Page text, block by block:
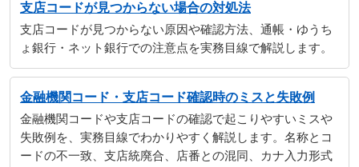
支店コードが見つからない場合の対処法
支店コードが見つからない原因や確認方法、通帳・ゆうち
ょ銀行・ネット銀行での注意点を実務目線で解説します。
金融機関コード・支店コード確認時のミスと失敗例
金融機関コードや支店コードの確認で起こりやすいミスや
失敗例を、実務目線でわかりやすく解説します。名称とコ
ードの不一致、支店統廃合、店番との混同、カナ入力形式